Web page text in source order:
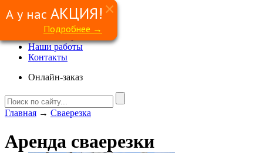
×
А у нас АКЦИЯ!
Подробнее →
Гидромолот
Грейфер
Сваерезка
Наши работы
Контакты
Онлайн-заказ
Главная → Сваерезка
Аренда сваерезки